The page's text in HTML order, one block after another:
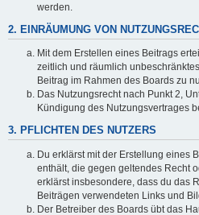
werden.
2. EINRÄUMUNG VON
Mit dem Erstellen eines Beitrags
zeitlich und räumlich
Beitrag im Rahmen des Boards zu
Das Nutzungsrecht nach Punkt 2,
Kündigung des Nutzungsvertrages
3. PFLICHTEN DES NUTZERS
Du erklärst mit der Erstellung eines
enthält, die gegen geltendes Recht
erklärst insbesondere, dass du das
Beiträgen verwendeten Links und
Der Betreiber des Boards übt das